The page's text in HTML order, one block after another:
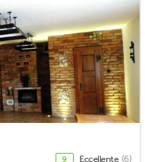
9 Eccellente (6)